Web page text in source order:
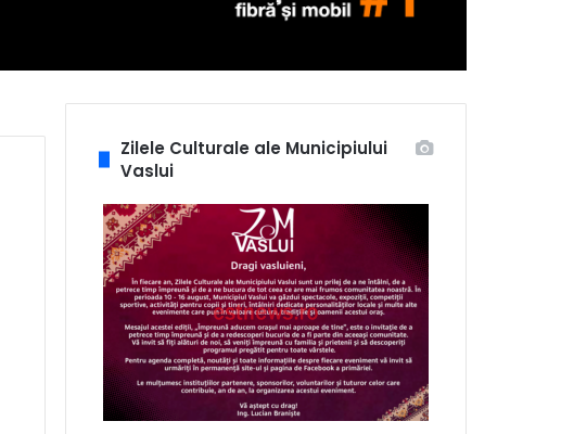
Zilele Culturale ale Municipiului
Vaslui